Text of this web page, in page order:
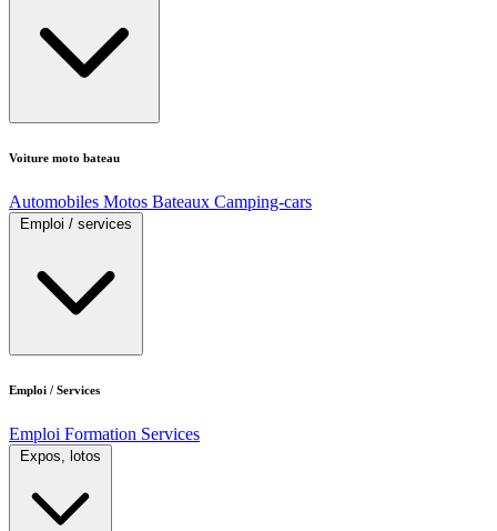
Voiture moto bateau
Automobiles Motos Bateaux Camping-cars
Emploi / services
Emploi / Services
Emploi Formation Services
Expos, lotos